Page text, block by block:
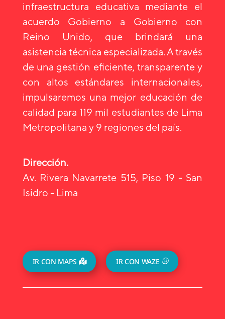
infraestructura educativa mediante el
acuerdo Gobierno a Gobierno con
Reino Unido, que brindará una
asistencia técnica especializada. A través
de una gestión eficiente, transparente y
con altos estándares internacionales,
impulsaremos una mejor educación de
calidad para 119 mil estudiantes de Lima
Metropolitana y 9 regiones del país.
Dirección.
Av. Rivera Navarrete 515, Piso 19 - San
Isidro - Lima
IR CON MAPS IR CON WAZE